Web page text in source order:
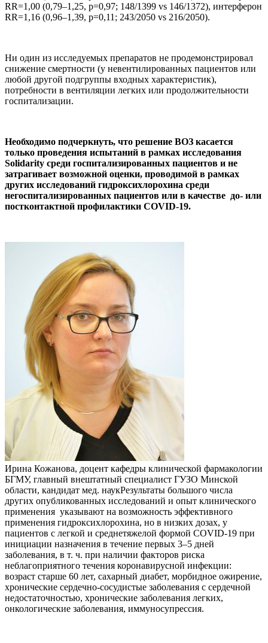
RR=1,00 (0,79–1,25, p=0,97; 148/1399 vs 146/1372), интерферон
RR=1,16 (0,96–1,39, p=0,11; 243/2050 vs 216/2050).
Ни один из исследуемых препаратов не продемонстрировал
снижение смертности (у невентилированных пациентов или
любой другой подгруппы входных характеристик),
потребности в вентиляции легких или продолжительности
госпитализации.
Необходимо подчеркнуть, что решение ВОЗ касается
только проведения испытаний в рамках исследования
Solidarity среди госпитализированных пациентов и не
затрагивает возможной оценки, проводимой в рамках
других исследований гидроксихлорохина среди
негоспитализированных пациентов или в качестве до- или
постконтактной профилактики COVID-19.
Ирина Кожанова, доцент кафедры клинической фармакологии
БГМУ, главный внештатный специалист ГУЗО Минской
области, кандидат мед. наукРезультаты большого числа
других опубликованных исследований и опыт клинического
применения указывают на возможность эффективного
применения гидроксихлорохина, но в низких дозах, у
пациентов с легкой и среднетяжелой формой COVID-19 при
инициации назначения в течение первых 3–5 дней
заболевания, в т. ч. при наличии факторов риска
неблагоприятного течения коронавирусной инфекции:
возраст старше 60 лет, сахарный диабет, морбидное ожирение,
хронические сердечно-сосудистые заболевания с сердечной
недостаточностью, хронические заболевания легких,
онкологические заболевания, иммуносупрессия.